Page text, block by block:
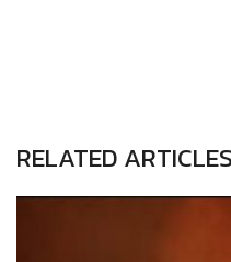
RELATED ARTICLES